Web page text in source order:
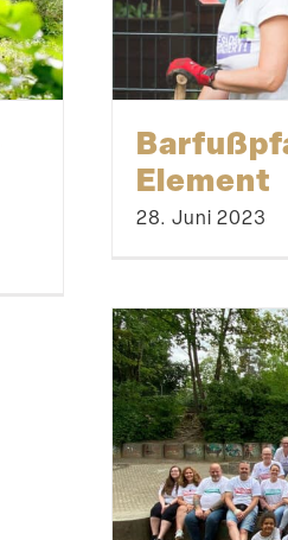
Element
28. Juni 2023